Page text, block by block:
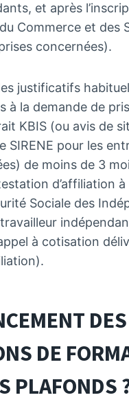
et après
Commerce et des
concernées).
justificatifs
à la demande de
KBIS (ou avis de
SIRENE pour les
de moins de 3
d’affiliation à
Sociale des
à cotisation
DES
DE
PLAFONDS